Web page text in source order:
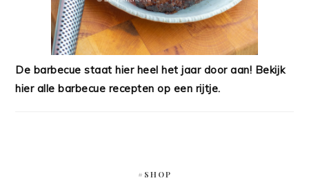
De barbecue staat hier heel het jaar door aan! Bekijk
hier alle barbecue recepten op een rijtje.
#SHOP